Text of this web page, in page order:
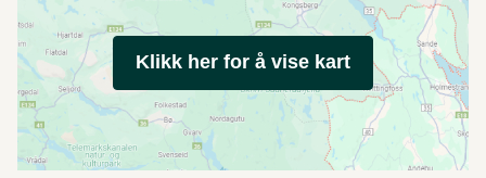
Klikk her for å vise kart